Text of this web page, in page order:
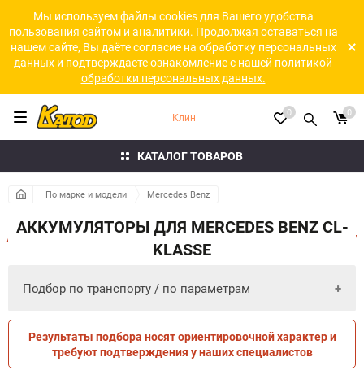
Мы используем файлы cookies для Вашего удобства
пользования сайтом и аналитики. Продолжая оставаться на
нашем сайте, Вы даёте согласие на обработку персональных
данных и подтверждаете ознакомление с нашей политикой
обработки персональных данных.
КАТАЛОГ ТОВАРОВ
Клин 0 0
По марке и модели Mercedes Benz
АККУМУЛЯТОРЫ ДЛЯ MERCEDES BENZ CL-
KLASSE
Подбор по транспорту / по параметрам
ПО ТРАНСПОРТУ ПО ПАРАМЕТРАМ
Результаты подбора носят ориентировочной характер и
требуют подтверждения у наших специалистов